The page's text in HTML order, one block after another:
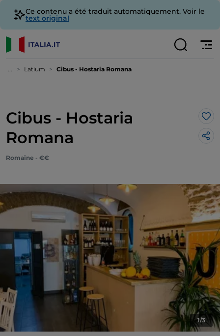
Ce contenu a été traduit automatiquement. Voir le
text original
... Latium Cibus - Hostaria Romana
Cibus - Hostaria
Romana
Romaine - €€
1/3